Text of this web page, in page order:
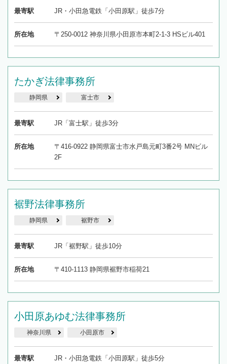
最寄駅 JR・小田急電鉄「小田原駅」徒歩7分
所在地 〒250-0012 神奈川県小田原市本町2-1-3 HSビル401
たかぎ法律事務所
静岡県 富士市
最寄駅 JR「富士駅」徒歩3分
所在地
〒416-0922 静岡県富士市水戸島元町3番2号 MNビル
2F
裾野法律事務所
静岡県 裾野市
最寄駅 JR「裾野駅」徒歩10分
所在地 〒410-1113 静岡県裾野市稲荷21
小田原あゆむ法律事務所
神奈川県 小田原市
最寄駅 JR・小田急電鉄「小田原駅」徒歩5分